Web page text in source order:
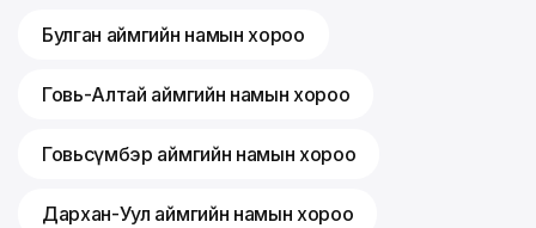
Булган аймгийн намын хороо
Говь-Алтай аймгийн намын хороо
Говьсүмбэр аймгийн намын хороо
Дархан-Уул аймгийн намын хороо